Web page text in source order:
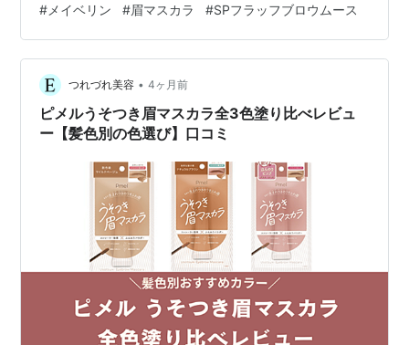
「SP フラッフ ブロウ ムース」を口コミ＆レビュー
【2026新作】 メイベリンの眉マスカラを実際に塗ってみ
た【SPフラッフブロウムース】 1. ムースみたいな新感覚
テクスチャー 2. ミニブラシが優秀すぎて肌につかない 3.
黒眉が一瞬でミュートされた！ メイベリン眉マス…
# メイベリン #眉マスカラ #SPフラッフブロウムース
つれづれ美容 • 4ヶ月前
ピメルうそつき眉マスカラ全3色塗り比べレビュ
ー【髪色別の色選び】口コミ